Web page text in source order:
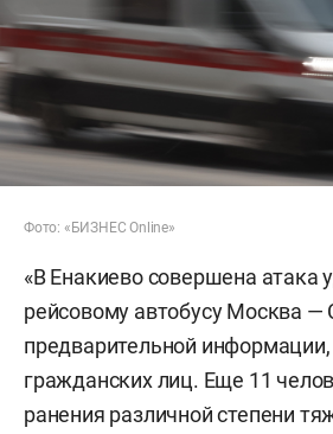
Фото: «БИЗНЕС Online»
«В Енакиево совершена
рейсовому автобусу Москва
предварительной информации,
гражданских лиц. Еще 11
ранения различной степени